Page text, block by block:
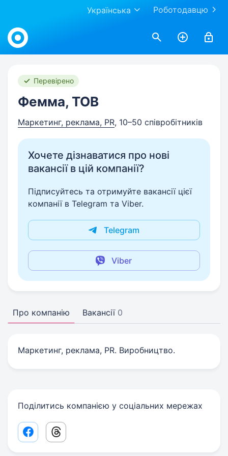
Роботодавцю
Українська
Work.ua
Перевірено
Фемма, ТОВ
Маркетинг, реклама, PR, 10–50 співробітників
Хочете дізнаватися про нові
вакансії в цій компанії?
Підписуйтесь та отримуйте вакансії цієї
компанії в Telegram та Viber.
Telegram
Viber
Про компанію Вакансії 0
Маркетинг, реклама, PR. Виробництво.
Поділитись компанією у соціальних мережах
Facebook share link
Threads share link